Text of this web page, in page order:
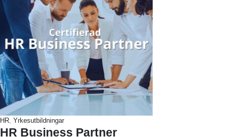
HR, Yrkesutbildningar
HR Business Partner